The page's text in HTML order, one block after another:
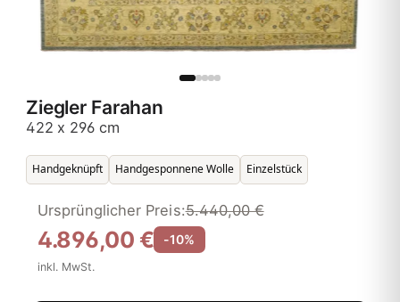
Ziegler Farahan
422 x 296 cm
Handgeknüpft Handgesponnene Wolle Einzelstück
4.896,00 €
Ursprünglicher Preis:5.440,00 €
-10%
inkl. MwSt.